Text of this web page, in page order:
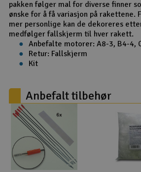
Sparkesykler & elkjøretøy
Verktøy, utstyr & tilbehør
Gavekort
pakken følger mal for diverse finner
ønske for å få variasjon på rakettene.
mer personlige kan de dekoreres
medfølger fallskjerm til hver rakett.
Anbefalte motorer: A8-3, B4-4,
Retur: Fallskjerm
Kit
Anbefalt tilbehør